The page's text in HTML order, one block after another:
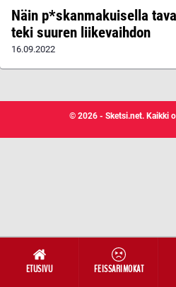
ETUSIVU FEISSARIMOKAT
Näin p*skanmakuisella
teki suuren liikevaihdon
16.09.2022
© 2026 - Sketsi.net. Kaikki